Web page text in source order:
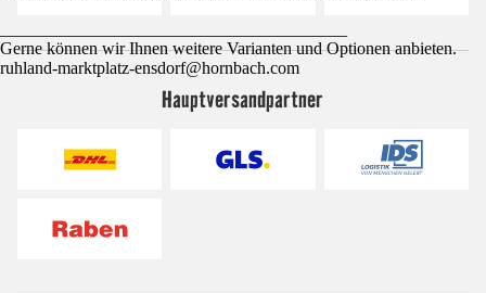
Gerne können wir Ihnen weitere Varianten und Optionen anbieten.
ruhland-marktplatz-ensdorf@hornbach.com
Hauptversandpartner